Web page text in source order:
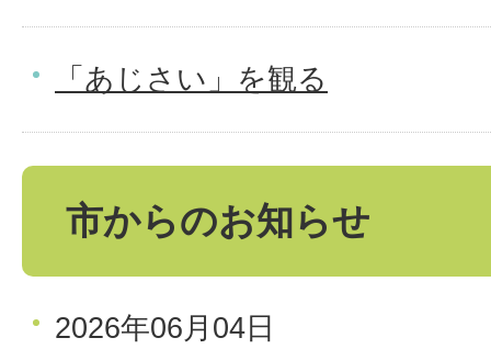
「あじさい」を観る
市からのお知らせ
2026年06月04日